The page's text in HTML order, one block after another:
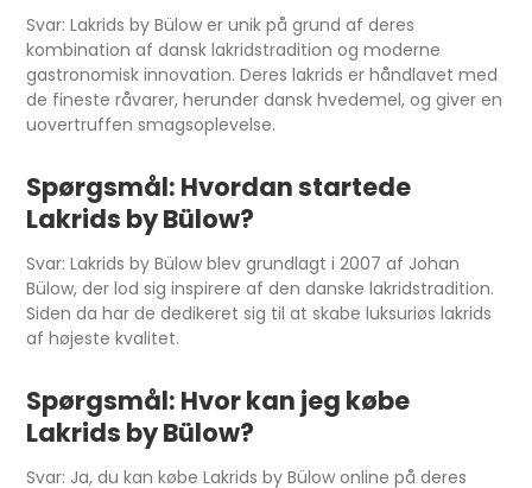
Svar: Lakrids by Bülow er unik på grund af deres
kombination af dansk lakridstradition og moderne
gastronomisk innovation. Deres lakrids er håndlavet med
de fineste råvarer, herunder dansk hvedemel, og giver en
uovertruffen smagsoplevelse.
Spørgsmål: Hvordan startede
Lakrids by Bülow?
Svar: Lakrids by Bülow blev grundlagt i 2007 af Johan
Bülow, der lod sig inspirere af den danske lakridstradition.
Siden da har de dedikeret sig til at skabe luksuriøs lakrids
af højeste kvalitet.
Spørgsmål: Hvor kan jeg købe
Lakrids by Bülow?
Svar: Ja, du kan købe Lakrids by Bülow online på deres